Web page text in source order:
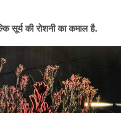
सूर्य की रोशनी का कमाल है.